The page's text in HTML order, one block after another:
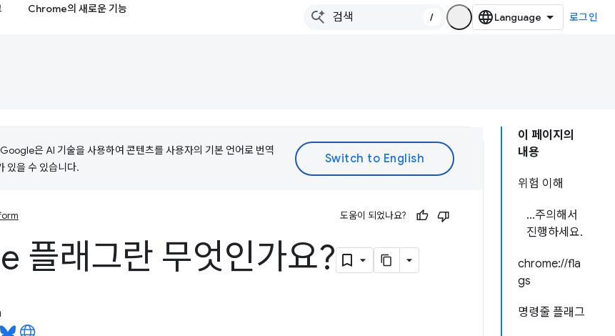
Chrome의 새로운 기능
/ 로그인
이 페이지의
내용
위험 이해
...주의해서
진행하세요.
chrome://fla
gs
명령줄 플래그
Google은 AI 기술을 사용하여 콘텐츠를 사용자의 기본 언어로 번역
있을 수 있습니다.
도움이 되었나요?
플래그란 무엇인가요?